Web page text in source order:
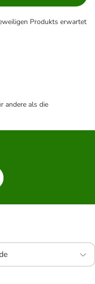
Produkts erwartet
andere als die